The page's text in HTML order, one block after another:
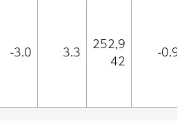
-3.0 3.3
252,9
42
-0.9